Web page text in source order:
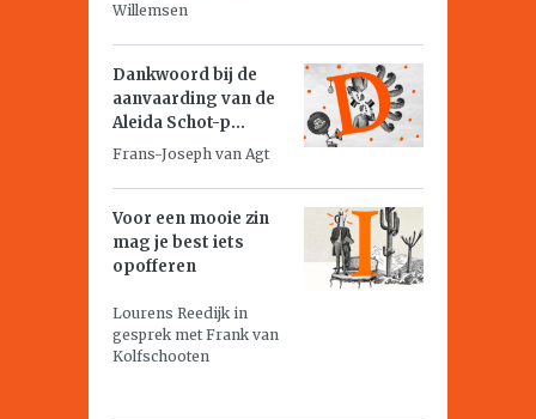
Willemsen
Dankwoord bij de
aanvaarding van de
Aleida Schot-p...
Frans-Joseph van Agt
Voor een mooie zin
mag je best iets
opofferen
Lourens Reedijk in
gesprek met Frank van
Kolfschooten